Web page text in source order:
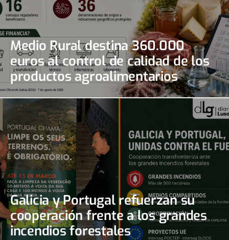
Medio Rural destina 360.000
euros al control de calidad de los
productos agroalimentarios
gallegos
Galicia y Portugal refuerzan su
cooperación frente a los grandes
incendios forestales